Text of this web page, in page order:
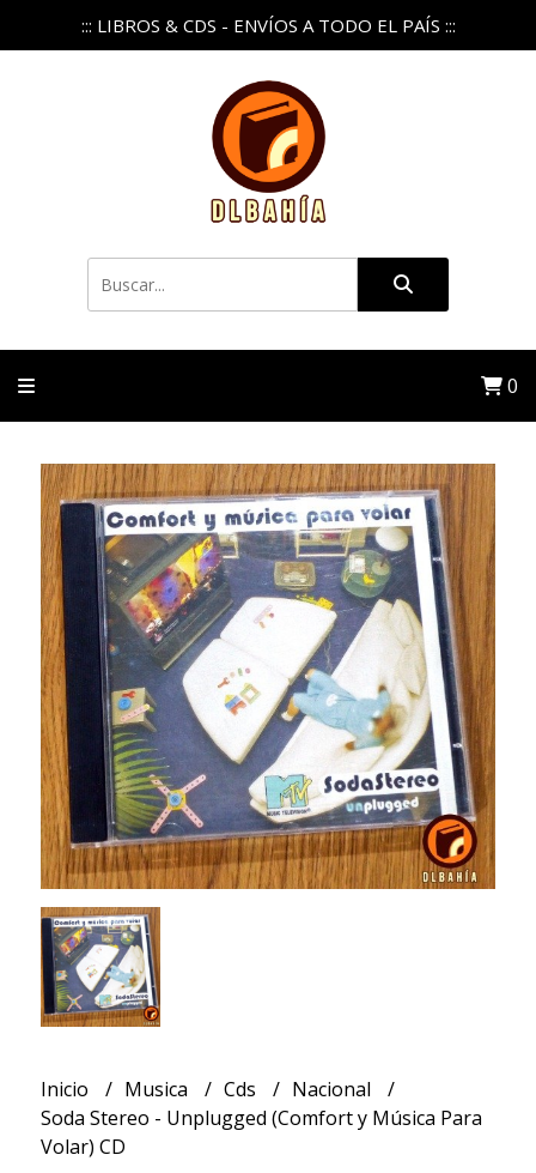
::: LIBROS & CDS - ENVÍOS A TODO EL PAÍS :::
0
Inicio Musica Cds
Nacional
Soda Stereo - Unplugged (Comfort y Música Para
Volar) CD